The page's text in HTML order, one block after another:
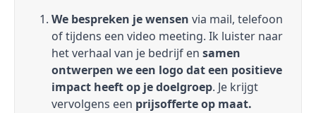
We bespreken je wensen via mail, telefoon
of tijdens een video meeting. Ik luister naar
het verhaal van je bedrijf en samen
ontwerpen we een logo dat een positieve
impact heeft op je doelgroep. Je krijgt
vervolgens een prijsofferte op maat.